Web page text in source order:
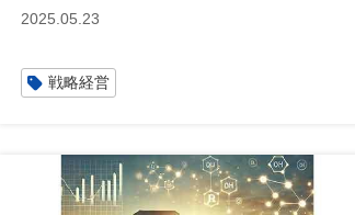
2025.05.23
戦略経営